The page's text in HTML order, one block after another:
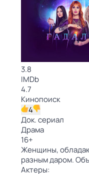
3.8
IMDb
4.7
Кинопоиск
4
Док. сериал
Драма
16+
Женщины,
разным даром.
Актеры: